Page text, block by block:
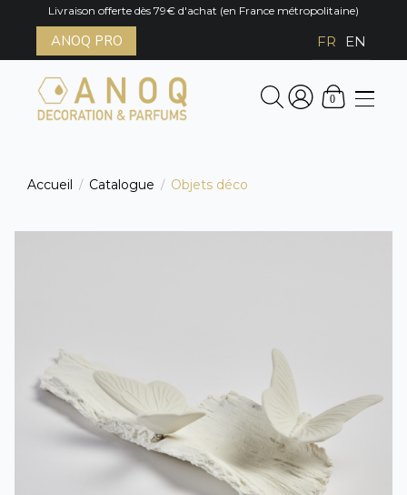
Livraison offerte dès 79€ d'achat (en France métropolitaine)
ANOQ PRO FR EN
0
Accueil / Catalogue / Objets déco